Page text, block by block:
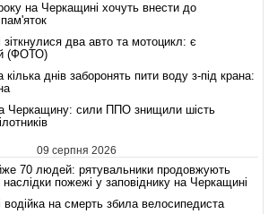
на Черкащині хочуть внести до
два авто та мотоцикл: є
(ФОТО)
днів заборонять пити воду з-під крана:
Черкащину: сили ППО знищили шість
09 серпня 2026
70 людей: рятувальники продовжують
наслідки пожежі у заповіднику на Черкащині
на смерть збила велосипедиста